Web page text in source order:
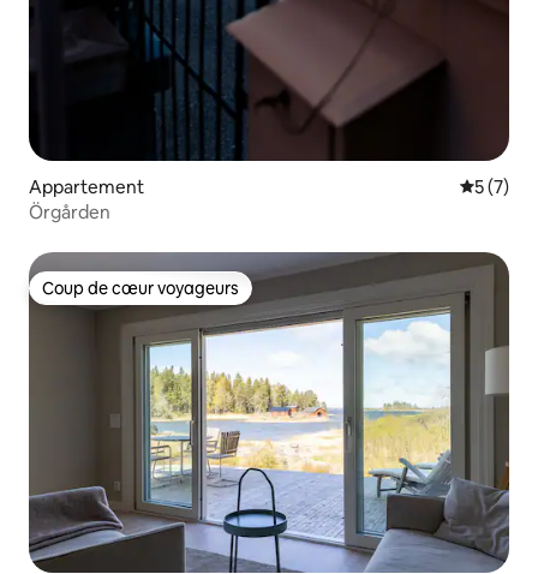
Appartement
5 (7)
Örgården
Coup de cœur voyageurs
Coup de cœur voyageurs